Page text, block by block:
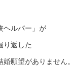
ヘルパー」が
り返した
願望がありません。